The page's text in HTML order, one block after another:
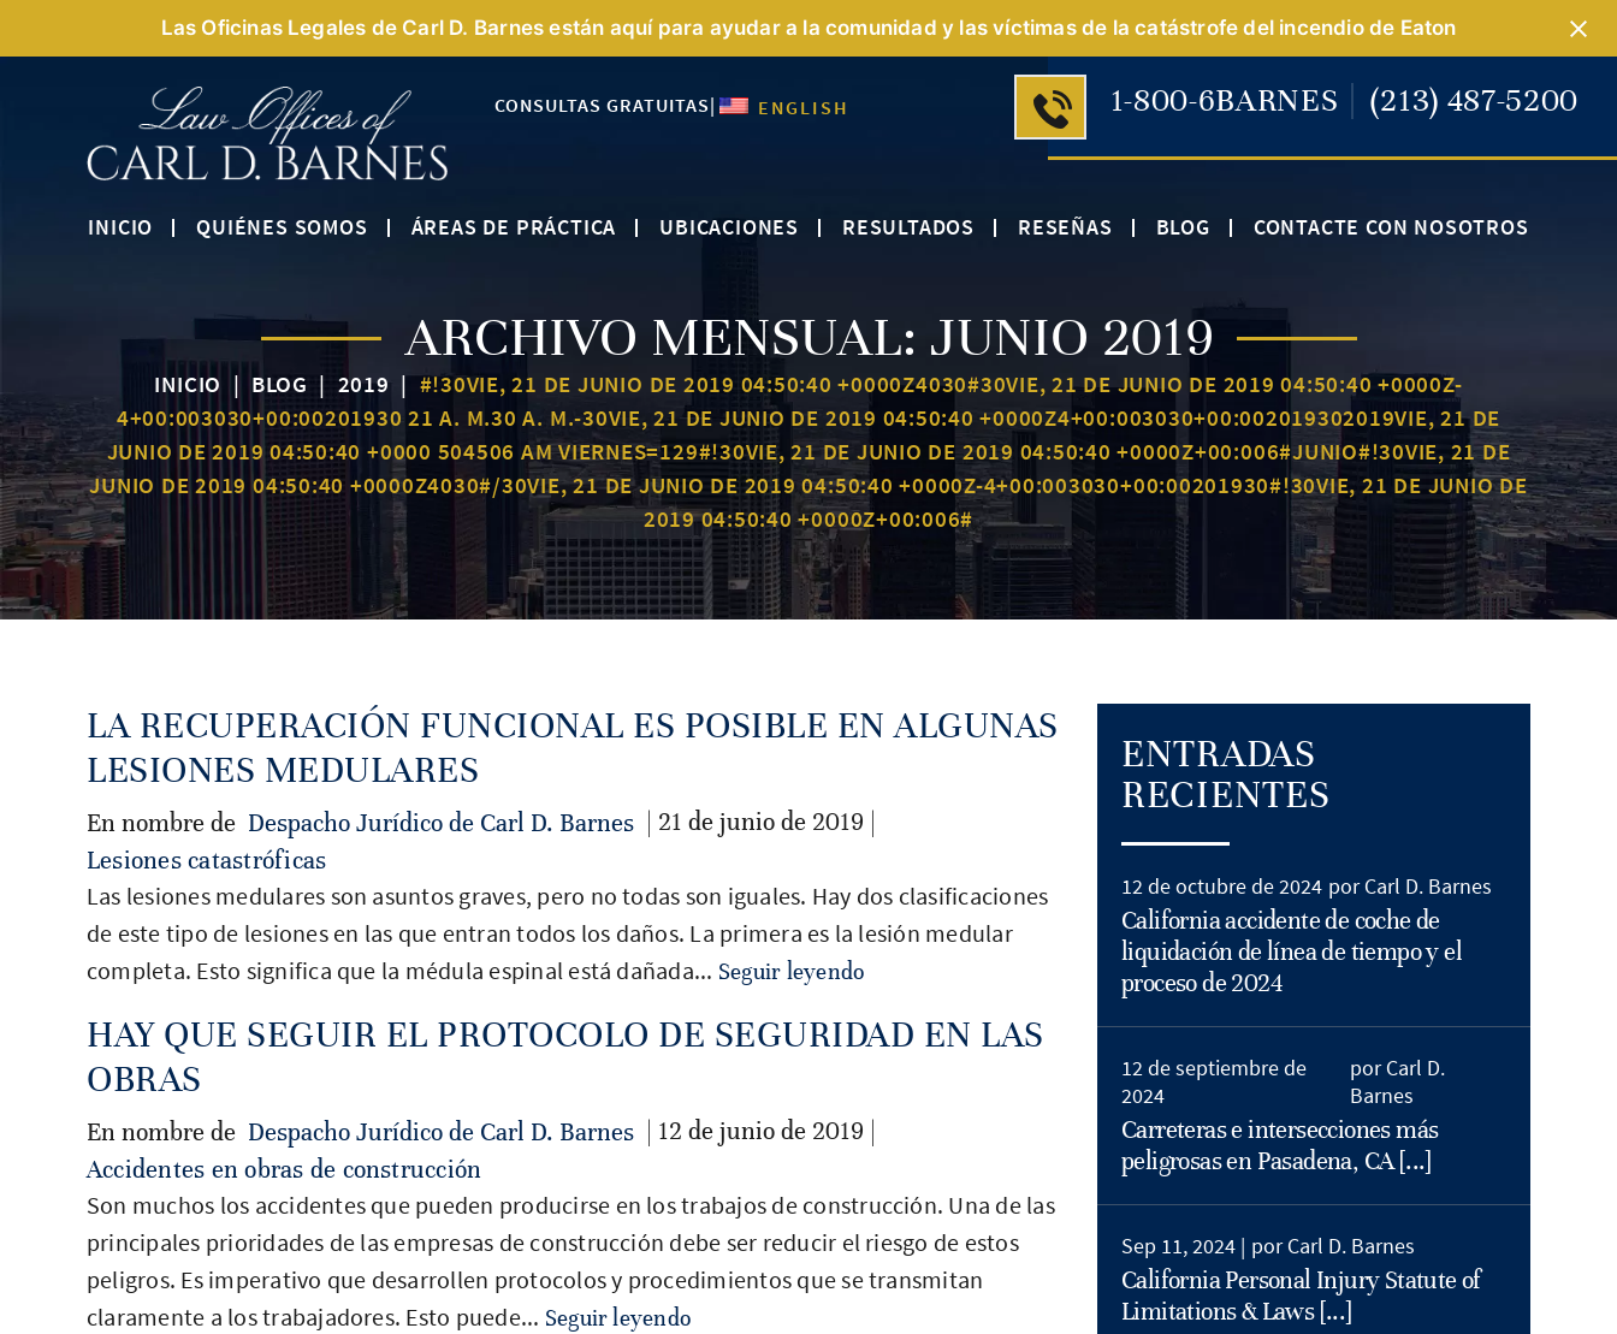
Las Oficinas Legales de Carl D. Barnes están aquí para ayudar a la comunidad y las víctimas de la catástrofe del incendio de Eaton
CONSULTAS GRATUITAS| ENGLISH 1-800-6BARNES (213) 487-5200
INICIO QUIÉNES SOMOS ÁREAS DE PRÁCTICA UBICACIONES RESULTADOS RESEÑAS BLOG CONTACTE CON NOSOTROS
ARCHIVO MENSUAL: JUNIO 2019
INICIO | BLOG | 2019 |#!30VIE, 21 DE JUNIO DE 2019 04:50:40 +0000Z4030#30VIE, 21 DE JUNIO DE 2019 04:50:40 +0000Z-
4+00:003030+00:00201930 21 A. M.30 A. M.-30VIE, 21 DE JUNIO DE 2019 04:50:40 +0000Z4+00:003030+00:002019302019VIE, 21 DE
JUNIO DE 2019 04:50:40 +0000 504506 AM VIERNES=129#!30VIE, 21 DE JUNIO DE 2019 04:50:40 +0000Z+00:006#JUNIO#!30VIE, 21 DE
JUNIO DE 2019 04:50:40 +0000Z4030#/30VIE, 21 DE JUNIO DE 2019 04:50:40 +0000Z-4+00:003030+00:00201930#!30VIE, 21 DE JUNIO DE
2019 04:50:40 +0000Z+00:006#
LA RECUPERACIÓN FUNCIONAL ES POSIBLE EN ALGUNAS
LESIONES MEDULARES
En nombre de Despacho Jurídico de Carl D. Barnes
| 21 de junio de 2019 |
Lesiones catastróficas
Las lesiones medulares son asuntos graves, pero no todas son iguales. Hay dos clasificaciones
de este tipo de lesiones en las que entran todos los daños. La primera es la lesión medular
completa. Esto significa que la médula espinal está dañada... Seguir leyendo
HAY QUE SEGUIR EL PROTOCOLO DE SEGURIDAD EN LAS
OBRAS
En nombre de Despacho Jurídico de Carl D. Barnes
| 12 de junio de 2019 |
Accidentes en obras de construcción
Son muchos los accidentes que pueden producirse en los trabajos de construcción. Una de las
principales prioridades de las empresas de construcción debe ser reducir el riesgo de estos
peligros. Es imperativo que desarrollen protocolos y procedimientos que se transmitan
claramente a los trabajadores. Esto puede... Seguir leyendo
ENTRADAS
RECIENTES
12 de octubre de 2024 por Carl D. Barnes
California accidente de coche de
liquidación de línea de tiempo y el
proceso de 2024
12 de septiembre de
2024
por Carl D.
Barnes
Carreteras e intersecciones más
peligrosas en Pasadena, CA [...]
Sep 11, 2024 | por Carl D. Barnes
California Personal Injury Statute of
Limitations & Laws [...]